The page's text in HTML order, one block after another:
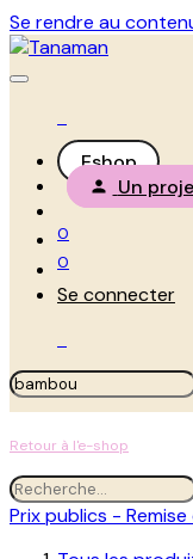
Se rendre au
Eshop
Un
0
0
Se connecter
Retour à l'e-shop
Prix publics -